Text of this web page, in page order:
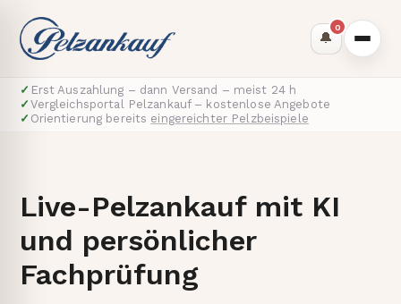
🔔
0
✓ Erst Auszahlung – dann Versand – meist 24 h
✓ Vergleichsportal Pelzankauf – kostenlose Angebote
✓ Orientierung bereits eingereichter Pelzbeispiele
Live-Pelzankauf mit KI
und persönlicher
Fachprüfung